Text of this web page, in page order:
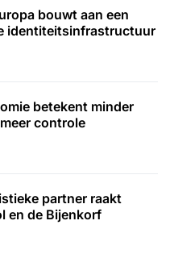
bouwt aan een
identiteitsinfrastructuur
betekent minder
controle
partner raakt
en de Bijenkorf